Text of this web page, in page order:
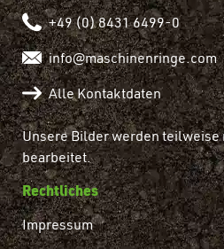
+49 (0) 8431 6499-0
info@maschinenringe.com
Alle Kontaktdaten
Unsere Bilder werden
bearbeitet.
Rechtliches
Impressum